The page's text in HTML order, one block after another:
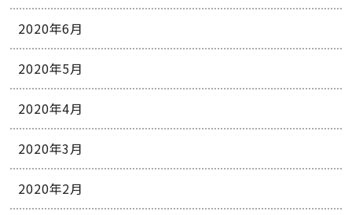
2020年6月
2020年5月
2020年4月
2020年3月
2020年2月